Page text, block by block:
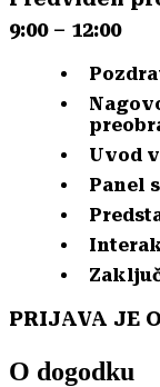
9:00 – 12:00
Uvod
Panel
PRIJAVA JE
O dogodku